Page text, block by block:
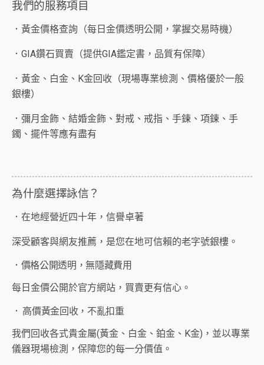
我們的服務項目
． 黃金價格查詢 （每日金價透明公開，掌握交易時機）
． GIA鑽石買賣 （提供GIA鑑定書，品質有保障）
． 黃金、白金、K金回收 （現場專業檢測、價格優於一般
銀樓）
． 彌月金飾、結婚金飾、對戒、戒指、手鍊、項鍊、手
鐲、擺件等應有盡有
為什麼選擇詠信？
． 在地經營近四十年，信譽卓著
深受顧客與網友推薦，是您在地可信賴的老字號銀樓。
． 價格公開透明，無隱藏費用
每日金價公開於官方網站，買賣更有信心。
． 高價黃金回收，不亂扣重
我們回收各式貴金屬(黃金、白金、鉑金、K金)，並以專業
儀器現場檢測，保障您的每一分價值。